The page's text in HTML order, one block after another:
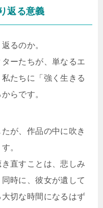
返る意義
るのか。
ーたちが、単なるエ
たちに「強く生きる
らです。
が、作品の中に吹き
。
直すことは、悲しみ
時に、彼女が遺して
切な時間になるはず